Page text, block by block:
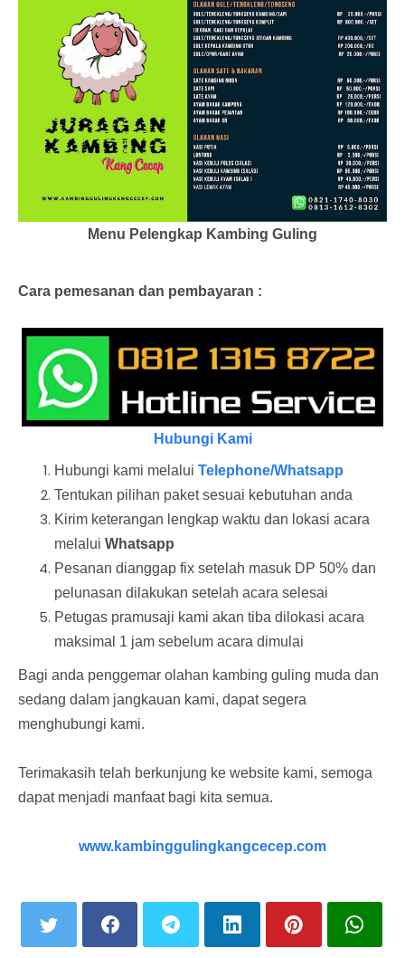
Menu Pelengkap Kambing Guling
Cara pemesanan dan pembayaran :
Hubungi Kami
Hubungi kami melalui Telephone/Whatsapp
Tentukan pilihan paket sesuai kebutuhan anda
Kirim keterangan lengkap waktu dan lokasi acara
melalui Whatsapp
Pesanan dianggap fix setelah masuk DP 50% dan
pelunasan dilakukan setelah acara selesai
Petugas pramusaji kami akan tiba dilokasi acara
maksimal 1 jam sebelum acara dimulai
Bagi anda penggemar olahan kambing guling muda dan
sedang dalam jangkauan kami, dapat segera
menghubungi kami.
Terimakasih telah berkunjung ke website kami, semoga
dapat menjadi manfaat bagi kita semua.
www.kambinggulingkangcecep.com